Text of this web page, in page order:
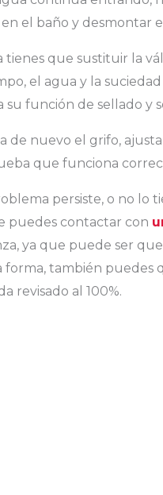
el baño y desmontar
tienes que sustituir la
el agua y la
su función de sellado y
de nuevo el grifo,
que funciona
persiste, o no lo
puedes contactar con
ya que puede ser
forma, también
revisado al 100%.